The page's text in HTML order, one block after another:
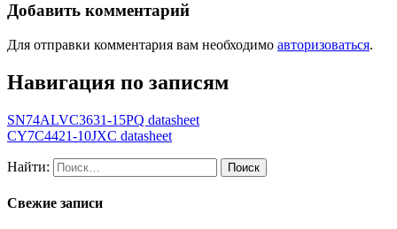
Добавить комментарий
Для отправки комментария вам необходимо авторизоваться.
Навигация по записям
SN74ALVC3631-15PQ datasheet
CY7C4421-10JXC datasheet
Найти:
Свежие записи